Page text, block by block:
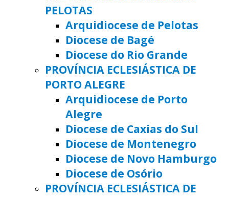
PELOTAS
Arquidiocese de Pelotas
Diocese de Bagé
Diocese do Rio Grande
PROVÍNCIA ECLESIÁSTICA DE
PORTO ALEGRE
Arquidiocese de Porto
Alegre
Diocese de Caxias do Sul
Diocese de Montenegro
Diocese de Novo Hamburgo
Diocese de Osório
PROVÍNCIA ECLESIÁSTICA DE